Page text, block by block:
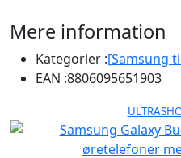
Mere information
Kategorier :[Samsung
EAN :8806095651903